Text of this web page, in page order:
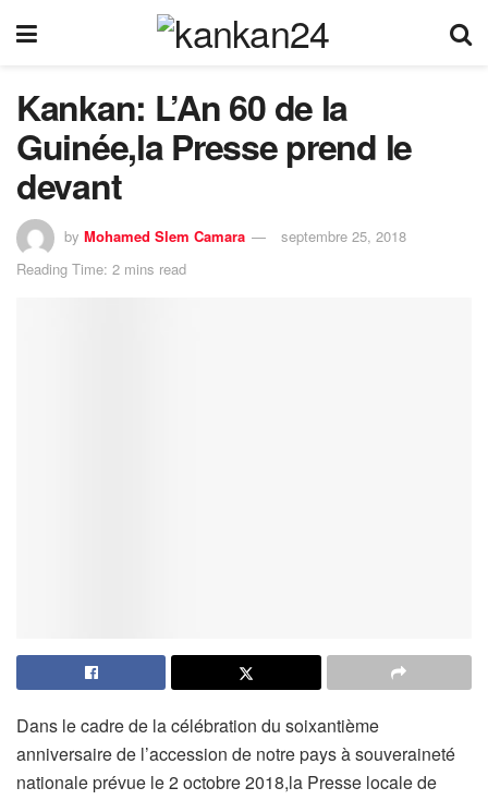
Kankan: L’An 60 de la
Guinée,la Presse prend le
devant
by Mohamed Slem Camara
septembre 25, 2018
Reading Time: 2 mins read
Dans le cadre de la célébration du soixantième
anniversaire de l’accession de notre pays à souveraineté
nationale prévue le 2 octobre 2018,la Presse locale de